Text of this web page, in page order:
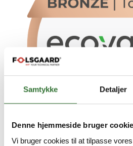
Samtykke Detaljer
Denne hjemmeside bruger
Vi bruger cookies til at tilpasse